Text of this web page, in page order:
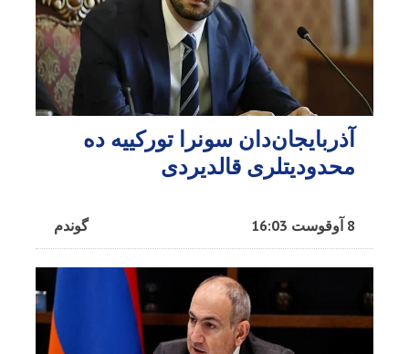
آذربایجان‌دان سونرا تورکییه ده
محدودیتلری قالدیردی
گوندم 8 آوقوست 16:03